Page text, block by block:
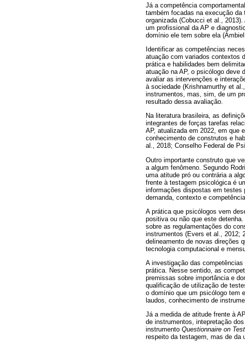
Já a competência
também focadas na execução
organizada (Cobucci et al.,
um profissional da AP e
domínio ele tem sobre ela
Identificar as competências
atuação com variados contextos
prática e habilidades bem
atuação na AP, o psicólogo deve
avaliar as intervenções e
à sociedade (Krishnamurthy et
instrumentos, mas, sim, de um
resultado dessa avaliação.
Na literatura brasileira, as
integrantes de forças tarefas
AP, atualizada em 2022, em que
conhecimento de construtos e
al., 2018; Conselho Federal de
Outro importante construto que
a algum fenômeno. Segundo
uma atitude pró ou contrária a
frente à testagem psicológica é
informações dispostas em testes
demanda, contexto e
A prática que psicólogos vem
positiva ou não que este
sobre as regulamentações do
instrumentos (Evers et al., 2012;
delineamento de novas direções
tecnologia computacional e
A investigação das
prática. Nesse sentido, as
premissas sobre importância e
qualificação de utilização de
o domínio que um psicólogo tem
laudos, conhecimento de
Já a medida de atitude frente à
de instrumentos, intepretação
instrumento Questionnaire on
respeito da testagem, mas de da